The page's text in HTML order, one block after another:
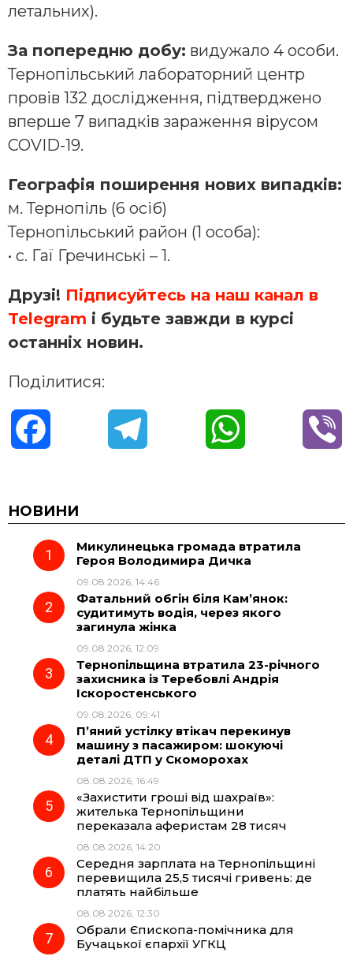
летальних).
За попередню добу: видужало 4 особи.
Тернопільський лабораторний центр
провів 132 дослідження, підтверджено
вперше 7 випадків зараження вірусом
COVID-19.
Географія поширення нових випадків:
м. Тернопіль (6 осіб)
Тернопільський район (1 особа):
• с. Гаї Гречинські – 1.
Друзі! Підписуйтесь на наш канал в
Telegram і будьте завжди в курсі
останніх новин.
Поділитися:
c
e
o
o
e
g
r
a
t
p
НОВИНИ
Микулинецька громада втратила
Героя Володимира Дичка
09.08.2026, 14:46
Фатальний обгін біля Кам’янок:
судитимуть водія, через якого
загинула жінка
09.08.2026, 12:09
Тернопільщина втратила 23-річного
захисника із Теребовлі Андрія
Іскоростенського
09.08.2026, 09:41
П’яний устілку втікач перекинув
машину з пасажиром: шокуючі
деталі ДТП у Скоморохах
08.08.2026, 16:49
«Захистити гроші від шахраїв»:
жителька Тернопільщини
переказала аферистам 28 тисяч
08.08.2026, 14:20
Середня зарплата на Тернопільщині
перевищила 25,5 тисячі гривень: де
платять найбільше
08.08.2026, 12:30
Обрали Єпископа-помічника для
Бучацької єпархії УГКЦ